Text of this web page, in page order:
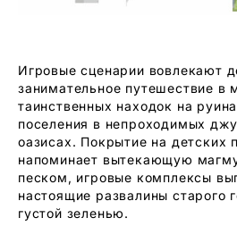
Игровые сценарии вовлекают
занимательное путешествие в
таинственных находок на
поселения в непроходимых
оазисах. Покрытие на детских
напоминает вытекающую
песком, игровые комплексы
настоящие развалины старого
густой зеленью.